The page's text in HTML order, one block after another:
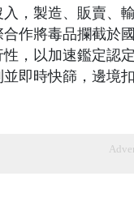
，製造、販賣、
作將毒品攔截於
性，以加速鑑定
即時快篩，邊境